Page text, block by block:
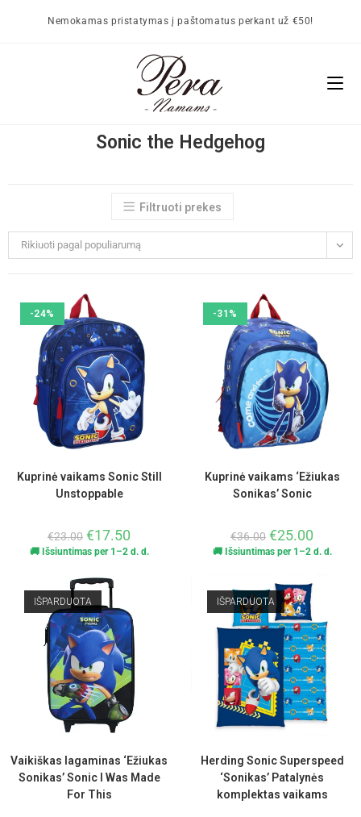
Nemokamas pristatymas į paštomatus perkant už €50!
Sonic the Hedgehog
Filtruoti prekes
Rikiuoti pagal populiarumą
-24%
Kuprinė vaikams Sonic Still
Unstoppable
€23.00 €17.50
🚚 Išsiuntimas per 1–2 d. d.
-31%
Kuprinė vaikams ‘Ežiukas
Sonikas’ Sonic
€36.00 €25.00
🚚 Išsiuntimas per 1–2 d. d.
IŠPARDUOTA
Vaikiškas lagaminas ‘Ežiukas
Sonikas’ Sonic I Was Made
For This
IŠPARDUOTA
Herding Sonic Superspeed
‘Sonikas’ Patalynės
komplektas vaikams